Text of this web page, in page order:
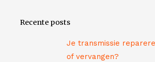
k
a
Recente posts
Je transmissie
of vervangen?